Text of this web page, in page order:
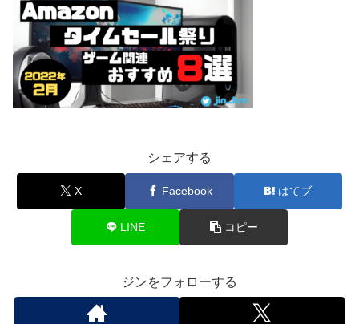
シェアする
X Facebook はてブ
LINE コピー
ジンをフォローする